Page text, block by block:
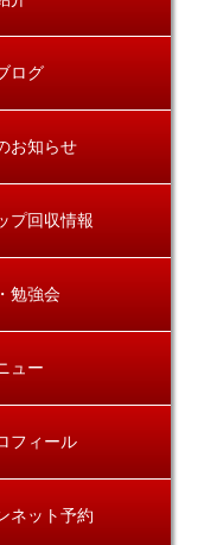
ログ
お知らせ
プ回収情報
勉強会
ュー
フィール
ネット予約